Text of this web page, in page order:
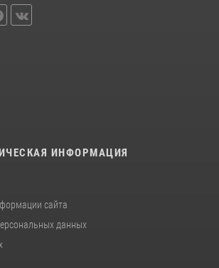
ИНФОРМАЦИЯ
сайта
данных